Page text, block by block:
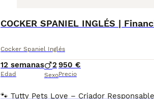
COCKER SPANIEL INGLÉS |
Cocker Spaniel Inglés
12 semanas
Edad
2
Sexo
950 €
Precio